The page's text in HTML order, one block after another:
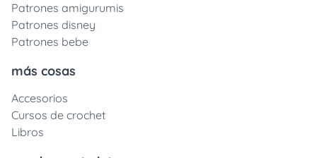
Patrones amigurumis
Patrones disney
Patrones bebe
más cosas
Accesorios
Cursos de crochet
Libros